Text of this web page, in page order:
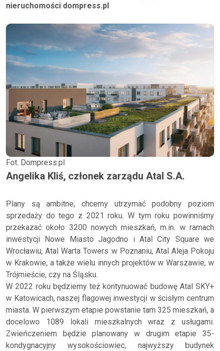
nieruchomości dompress.pl
Fot. Dompress.pl
Angelika Kliś, członek zarządu Atal S.A.
Plany są ambitne, chcemy utrzymać podobny poziom
sprzedaży do tego z 2021 roku. W tym roku powinniśmy
przekazać około 3200 nowych mieszkań, m.in. w ramach
inwestycji Nowe Miasto Jagodno i Atal City Square we
Wrocławiu, Atal Warta Towers w Poznaniu, Atal Aleja Pokoju
w Krakowie, a także wielu innych projektów w Warszawie, w
Trójmieście, czy na Śląsku.
W 2022 roku będziemy też kontynuować budowę Atal SKY+
w Katowicach, naszej flagowej inwestycji w ścisłym centrum
miasta. W pierwszym etapie powstanie tam 325 mieszkań, a
docelowo 1089 lokali mieszkalnych wraz z usługami.
Zwieńczeniem będzie planowany w drugim etapie 35-
kondygnacyjny wysokościowiec, najwyższy budynek